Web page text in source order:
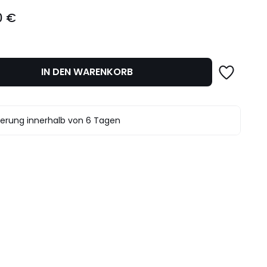
€
IN DEN WARENKORB
innerhalb von 6 Tagen